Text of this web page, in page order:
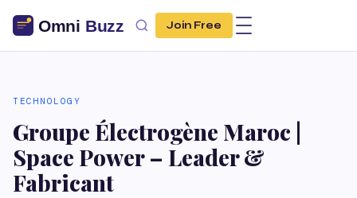
Join Free
TECHNOLOGY
Groupe Électrogène Maroc |
Space Power – Leader &
Fabricant